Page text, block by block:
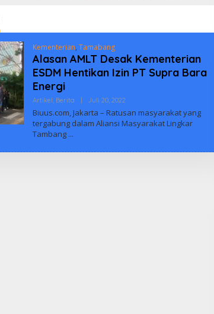
Kementerian, Tamabang
Alasan AMLT Desak Kementerian
ESDM Hentikan Izin PT Supra Bara
Energi
Artikel, Berita Juli 20, 2022Oleh
Arya
Biuus.com, Jakarta – Ratusan masyarakat yang
tergabung dalam Aliansi Masyarakat Lingkar
Tambang